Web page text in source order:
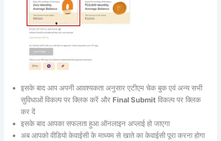
इसके बाद आप अपनी आवश्यकता अनुसार एटीएम चेक बुक एवं अन्य सभी
सुविधाओं विकल्प पर क्लिक करें और Final Submit विकल्प पर क्लिक
कर दें
इसके बाद आपका सफलता हुआ ऑनलाइन अप्लाई हो जाएगा
अब आपको वीडियो केवाईसी के माध्यम से खाते का केवाईसी पूरा करना होगा